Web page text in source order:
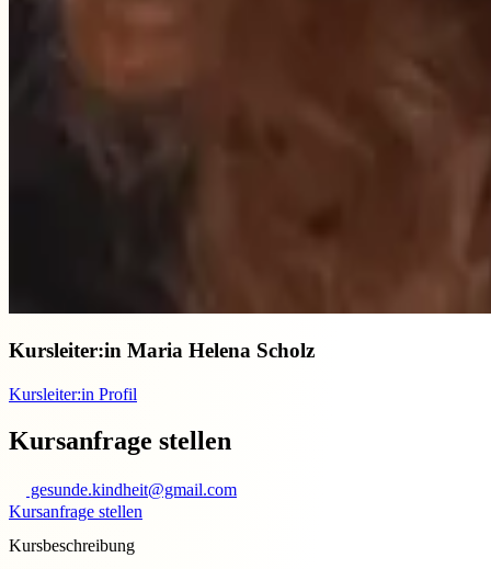
Kursleiter:in Maria Helena Scholz
Kursleiter:in Profil
Kursanfrage stellen
gesunde.kindheit@gmail.com
Kursanfrage stellen
Kursbeschreibung